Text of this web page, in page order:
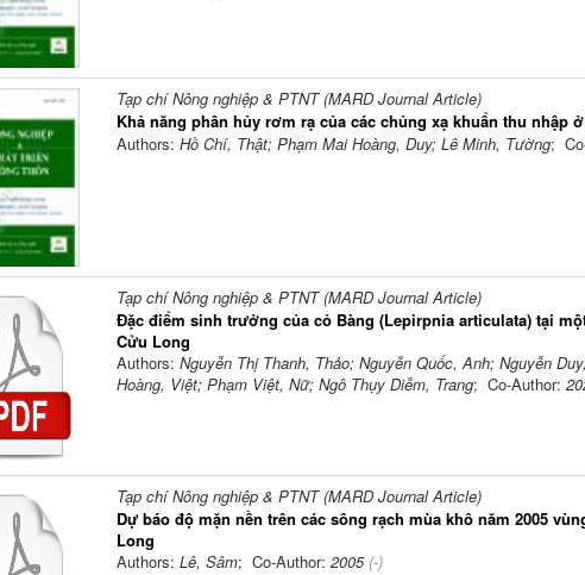
Tạp chí Nông nghiệp & PTNT (MARD Journal Article)
Khả năng phân hủy rơm rạ của các chủng xạ khuẩn thu nhập
Authors: Hồ Chí, Thật; Phạm Mai Hoàng, Duy; Lê Minh, Tường;
Tạp chí Nông nghiệp & PTNT (MARD Journal Article)
Đặc điểm sinh trưởng của cỏ Bàng (Lepirpnia articulata) tại
Cửu Long
Authors: Nguyễn Thị Thanh, Thảo; Nguyễn Quốc, Anh; Nguyễn
Hoàng, Việt; Phạm Việt, Nữ; Ngô Thụy Diễm, Trang; Co-Author:
Tạp chí Nông nghiệp & PTNT (MARD Journal Article)
Dự báo độ mặn nền trên các sông rạch mùa khô năm 2005
Long
Authors: Lê, Sâm; Co-Author: 2005(-)